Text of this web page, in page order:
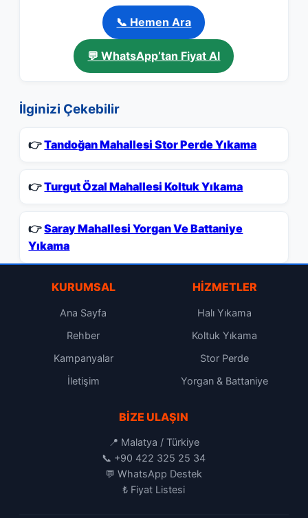
📞 Hemen Ara
💬 WhatsApp’tan Fiyat Al
İlginizi Çekebilir
👉Tandoğan Mahallesi Stor Perde Yıkama
👉Turgut Özal Mahallesi Koltuk Yıkama
👉Saray Mahallesi Yorgan Ve Battaniye
Yıkama
KURUMSAL
Ana Sayfa
Rehber
Kampanyalar
İletişim
HIZMETLER
Halı Yıkama
Koltuk Yıkama
Stor Perde
Yorgan & Battaniye
BIZE ULAŞIN
📍 Malatya / Türkiye
📞 +90 422 325 25 34
💬WhatsApp Destek
₺ Fiyat Listesi